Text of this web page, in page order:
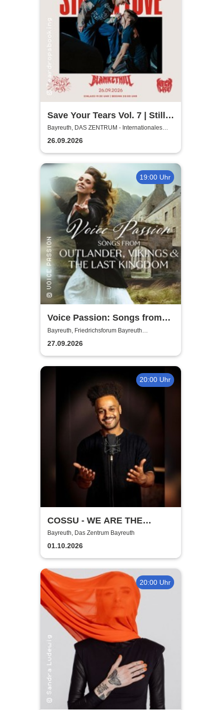
Save Your Tears Vol. 7 | Still
in Love, Blanket Hill,
Necklock, Glass Out
Bayreuth, DAS ZENTRUM - Internationales
Jugendkulturzentrum Bayreuth
26.09.2026
19:00 Uhr
Voice Passion: Songs from
Outlander, Vikings & The Last
Kingdom
Bayreuth, Friedrichsforum Bayreuth
(Balkonsaal)
27.09.2026
20:00 Uhr
COSSU - WE ARE THE
GERMANS - Stand-Up
Comedy
Bayreuth, Das Zentrum Bayreuth
01.10.2026
20:00 Uhr